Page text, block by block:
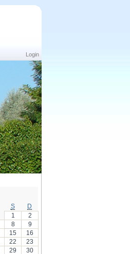
Login
S
D
1
2
8
9
15
16
22
23
29
30